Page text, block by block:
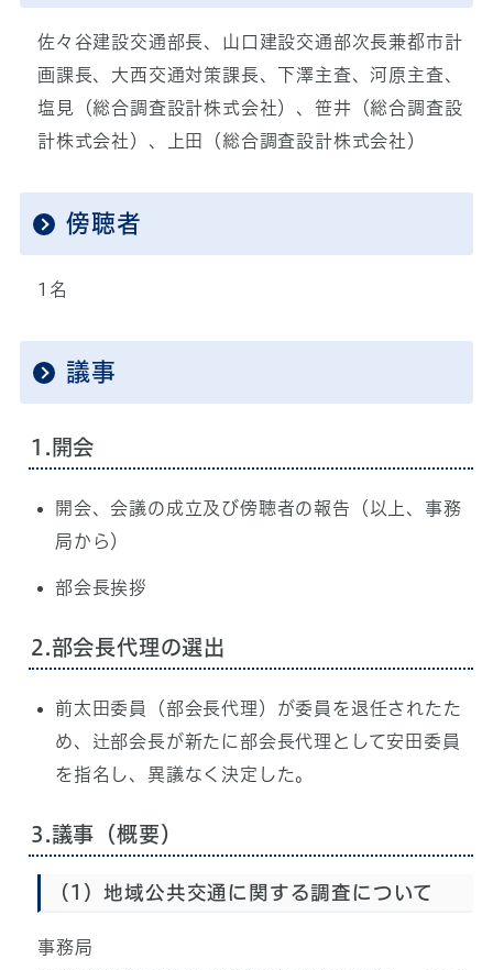
佐々谷建設交通部長、山口建設交通部次長兼都市計
画課長、大西交通対策課長、下澤主査、河原主査、
塩見（総合調査設計株式会社）、笹井（総合調査設
計株式会社）、上田（総合調査設計株式会社）
傍聴者
1名
議事
1.開会
開会、会議の成立及び傍聴者の報告（以上、事務
局から）
部会長挨拶
2.部会長代理の選出
前太田委員（部会長代理）が委員を退任されたた
め、辻部会長が新たに部会長代理として安田委員
を指名し、異議なく決定した。
3.議事（概要）
（1）地域公共交通に関する調査について
事務局